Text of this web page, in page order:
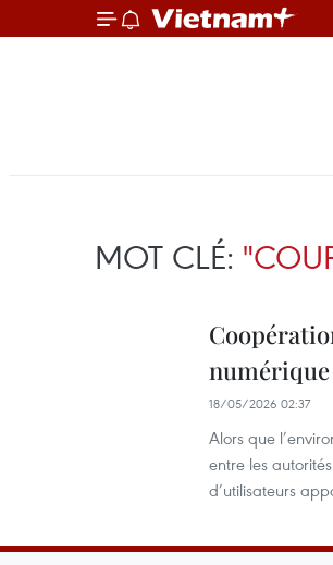
MOT CLÉ:
18/05/2026 02:37
Alors que
entre les
d’utilisateurs